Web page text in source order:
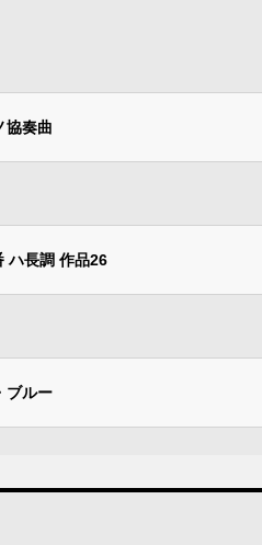
協奏曲
ハ長調 作品26
ブルー